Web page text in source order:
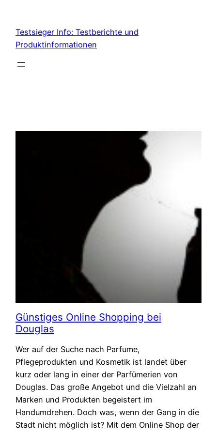
content
Testsieger Info: Testberichte und
Produktinformationen
Günstiges Online Shopping bei
Douglas
Wer auf der Suche nach Parfume,
Pflegeprodukten und Kosmetik ist landet über
kurz oder lang in einer der Parfümerien von
Douglas. Das große Angebot und die Vielzahl an
Marken und Produkten begeistert im
Handumdrehen. Doch was, wenn der Gang in die
Stadt nicht möglich ist? Mit dem Online Shop der